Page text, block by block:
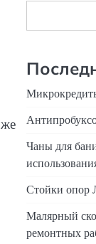
Чаны для
Стойки
Малярный
ремонтных